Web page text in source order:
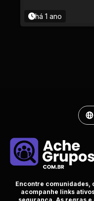
há 1 ano
Encontre comunidades,
acompanhe links